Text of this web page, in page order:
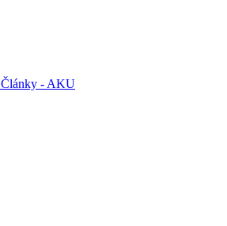
Články - AKU